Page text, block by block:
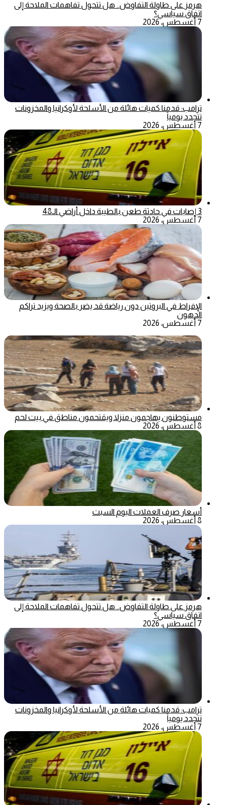
هرمز على طاولة التفاوض.. هل تتحول تفاهمات الملاحة إلى
اتفاق سياسي؟
7 أغسطس، 2026
ترامب: قدمنا كميات هائلة من الأسلحة لأوكرانيا والمخزونات
تتجدد يومياً
7 أغسطس، 2026
3 إصابات في حادثة طعن بالطيبة داخل أراضي الـ48
7 أغسطس، 2026
الإفراط في البروتين دون رياضة قد يضر بالصحة ويزيد تراكم
الدهون
7 أغسطس، 2026
مستوطنون يهاجمون منزلا ويقتحمون مناطق في بيت لحم
8 أغسطس، 2026
أسعار صرف العملات اليوم السبت
8 أغسطس، 2026
هرمز على طاولة التفاوض.. هل تتحول تفاهمات الملاحة إلى
اتفاق سياسي؟
7 أغسطس، 2026
ترامب: قدمنا كميات هائلة من الأسلحة لأوكرانيا والمخزونات
تتجدد يومياً
7 أغسطس، 2026